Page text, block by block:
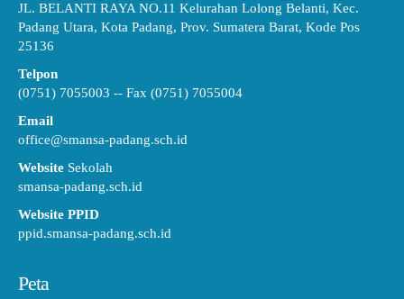
JL. BELANTI RAYA NO.11 Kelurahan Lolong Belanti, Kec.
Padang Utara, Kota Padang, Prov. Sumatera Barat, Kode Pos
25136
Telpon
(0751) 7055003 -- Fax (0751) 7055004
Email
office@smansa-padang.sch.id
Website Sekolah
smansa-padang.sch.id
Website PPID
ppid.smansa-padang.sch.id
Peta